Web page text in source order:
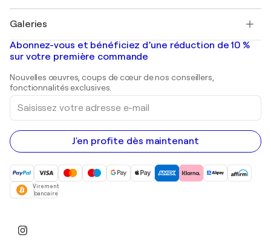
Banksy
Mr. Brainwash
Shepard Fairey
Tableaux abstraits à vendre
Peintures de paysage
Estampes
Peintures acryliques
Galeries
Galeries d'art en France
Galeries d'art en Belgique
Abonnez-vous et bénéficiez d’une réduction de 10 %
sur votre première commande
Nouvelles œuvres, coups de cœur de nos conseillers,
fonctionnalités exclusives.
Saisissez
votre
adresse
e-
mail
J'en profite dès maintenant
Virement
bancaire